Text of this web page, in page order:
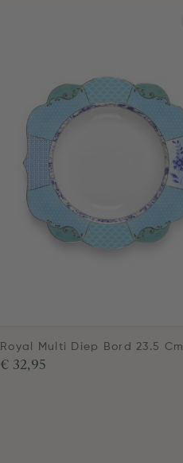
Royal Multi Diep Bord 23.5 Cm
€ 32,95